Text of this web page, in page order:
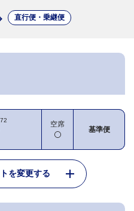
直行便・乗継便
空席
基準便
を変更する